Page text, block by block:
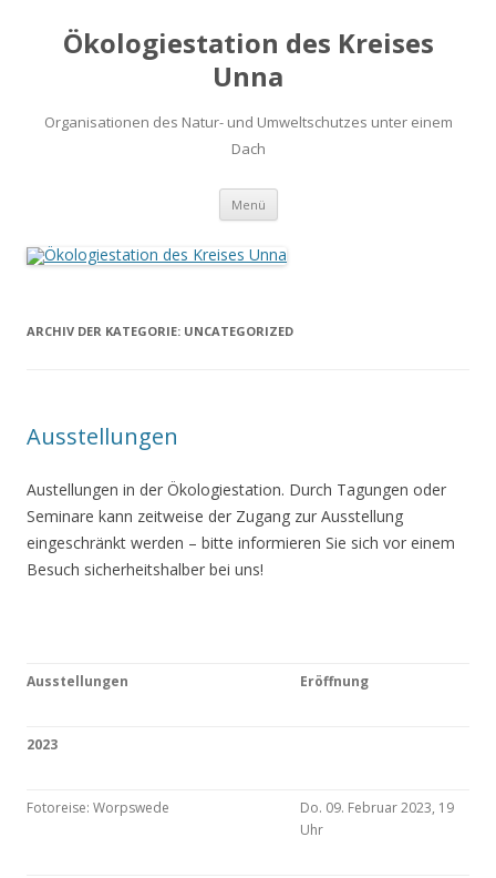
Ökologiestation des Kreises
Unna
Organisationen des Natur- und Umweltschutzes unter einem
Dach
Menü Zum
springen
ARCHIV DER KATEGORIE: UNCATEGORIZED
Ausstellungen
Austellungen in der Ökologiestation. Durch Tagungen oder
Seminare kann zeitweise der Zugang zur Ausstellung
eingeschränkt werden – bitte informieren Sie sich vor einem
Besuch sicherheitshalber bei uns!
Ausstellungen Eröffnung
2023
Fotoreise: Worpswede
Do. 09. Februar 2023, 19
Uhr